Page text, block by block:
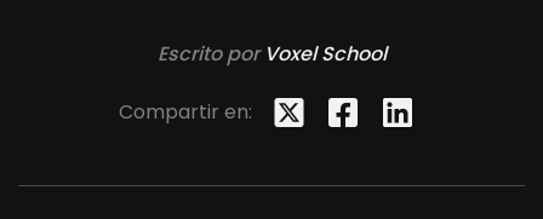
Escrito por Voxel School
Compartir en: